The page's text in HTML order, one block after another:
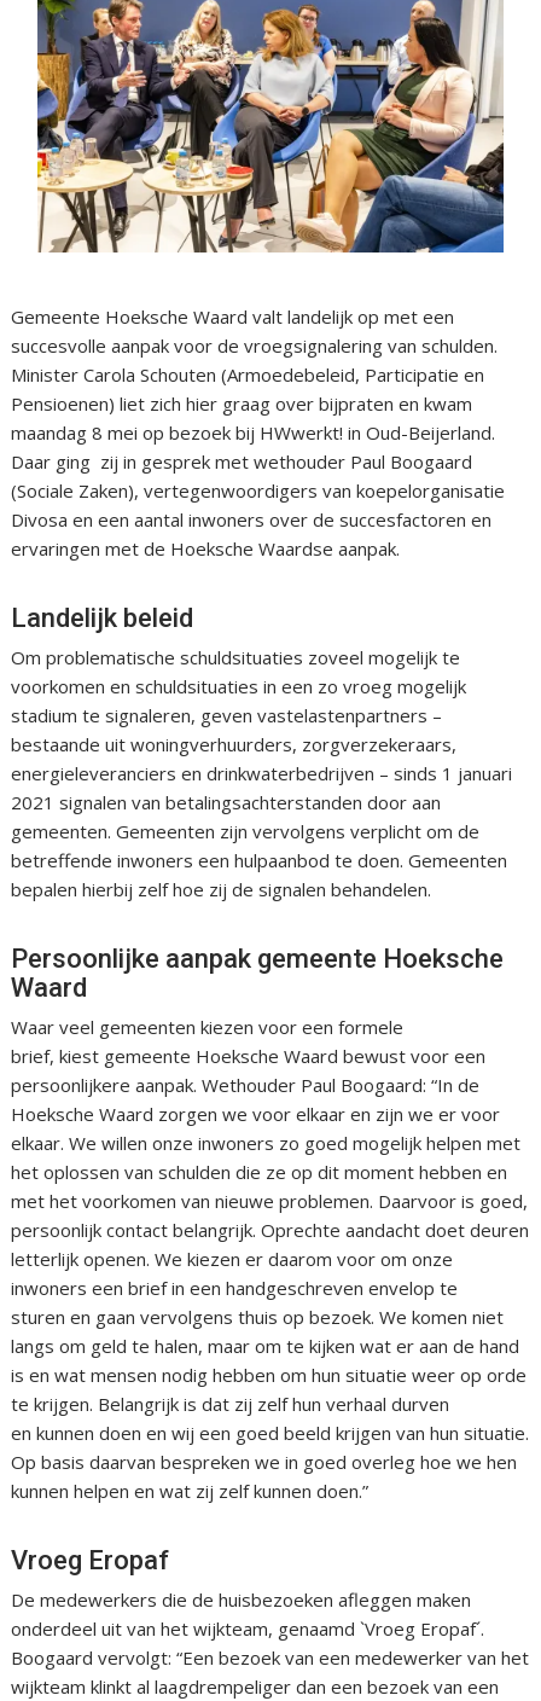
Gemeente Hoeksche Waard valt landelijk op met een
succesvolle aanpak voor de vroegsignalering van schulden.
Minister Carola Schouten (Armoedebeleid, Participatie en
Pensioenen) liet zich hier graag over bijpraten en kwam
maandag 8 mei op bezoek bij HWwerkt! in Oud-Beijerland.
Daar ging zij in gesprek met wethouder Paul Boogaard
(Sociale Zaken), vertegenwoordigers van koepelorganisatie
Divosa en een aantal inwoners over de succesfactoren en
ervaringen met de Hoeksche Waardse aanpak.
Landelijk beleid
Om problematische schuldsituaties zoveel mogelijk te
voorkomen en schuldsituaties in een zo vroeg mogelijk
stadium te signaleren, geven vastelastenpartners –
bestaande uit woningverhuurders, zorgverzekeraars,
energieleveranciers en drinkwaterbedrijven – sinds 1 januari
2021 signalen van betalingsachterstanden door aan
gemeenten. Gemeenten zijn vervolgens verplicht om de
betreffende inwoners een hulpaanbod te doen. Gemeenten
bepalen hierbij zelf hoe zij de signalen behandelen.
Persoonlijke aanpak gemeente Hoeksche
Waard
Waar veel gemeenten kiezen voor een formele
brief, kiest gemeente Hoeksche Waard bewust voor een
persoonlijkere aanpak. Wethouder Paul Boogaard: “In de
Hoeksche Waard zorgen we voor elkaar en zijn we er voor
elkaar. We willen onze inwoners zo goed mogelijk helpen met
het oplossen van schulden die ze op dit moment hebben en
met het voorkomen van nieuwe problemen. Daarvoor is goed,
persoonlijk contact belangrijk. Oprechte aandacht doet deuren
letterlijk openen. We kiezen er daarom voor om onze
inwoners een brief in een handgeschreven envelop te
sturen en gaan vervolgens thuis op bezoek. We komen niet
langs om geld te halen, maar om te kijken wat er aan de hand
is en wat mensen nodig hebben om hun situatie weer op orde
te krijgen. Belangrijk is dat zij zelf hun verhaal durven
en kunnen doen en wij een goed beeld krijgen van hun situatie.
Op basis daarvan bespreken we in goed overleg hoe we hen
kunnen helpen en wat zij zelf kunnen doen.”
Vroeg Eropaf
De medewerkers die de huisbezoeken afleggen maken
onderdeel uit van het wijkteam, genaamd `Vroeg Eropaf´.
Boogaard vervolgt: “Een bezoek van een medewerker van het
wijkteam klinkt al laagdrempeliger dan een bezoek van een